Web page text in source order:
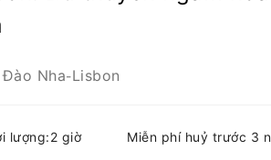
Đào Nha-Lisbon
lượng:2 giờ Miễn phí huỷ trước 3